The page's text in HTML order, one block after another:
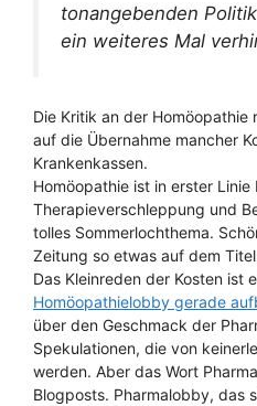
tonangebenden
ein weiteres Mal
Die Kritik an der
auf die Übernahme mancher
Krankenkassen.
Homöopathie ist in erster Linie
Therapieverschleppung und
tolles Sommerlochthema.
Zeitung so etwas auf dem
Das Kleinreden der Kosten ist
Homöopathielobby gerade
über den Geschmack der
Spekulationen, die von
werden. Aber das Wort
Blogposts. Pharmalobby, das